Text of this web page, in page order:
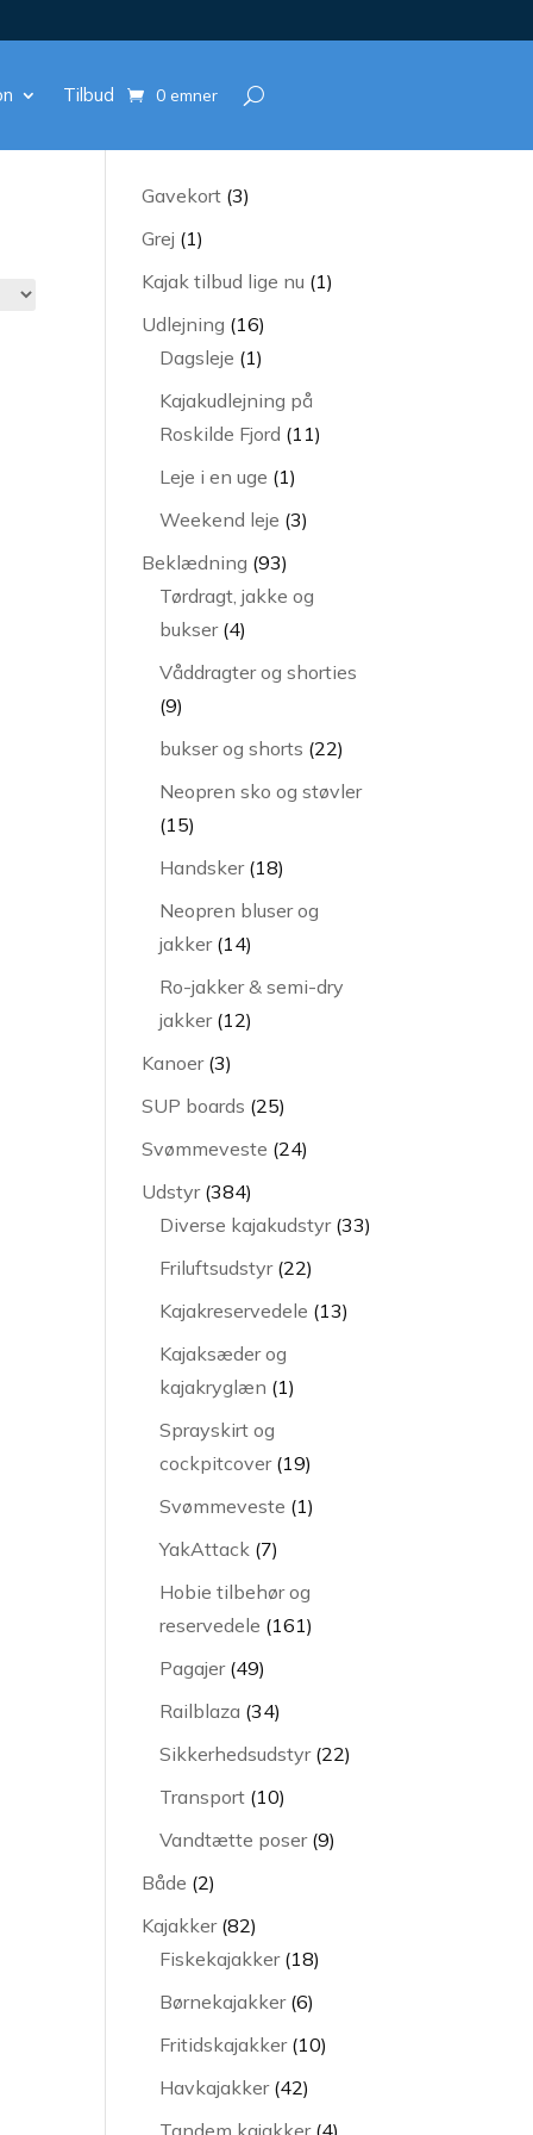
Tilbud 0 emner
Gavekort 33
Grej 11
vare
Kajak tilbud lige nu 11
Udlejning 1616
varer
Dagsleje 11
vare
Kajakudlejning på
Roskilde Fjord 1111
Leje i en uge 11
vare
Weekend leje 33
Beklædning 9393
varer
Tørdragt, jakke og
bukser 44
Våddragter og shorties
99
varer
bukser og shorts 2222
varer
Neopren sko og støvler
1515
varer
Handsker 1818
Neopren bluser og
jakker 1414
varer
Ro-jakker & semi-dry
jakker 1212
Kanoer 33
varer
SUP boards 2525
varer
Svømmeveste 2424
Udstyr 384384
varer
Diverse kajakudstyr 3333
Friluftsudstyr 2222
varer
Kajakreservedele 1313
Kajaksæder og
kajakryglæn 11
Sprayskirt og
cockpitcover 1919
varer
Svømmeveste 11
YakAttack 77
Hobie tilbehør og
reservedele 161161
Pagajer 4949
varer
Railblaza 3434
varer
Sikkerhedsudstyr 2222
Transport 1010
varer
Vandtætte poser 99
Både 22
varer
Kajakker 8282
varer
Fiskekajakker 1818
Børnekajakker 66
varer
Fritidskajakker 1010
Havkajakker 4242
varer
Tandem kajakker 44